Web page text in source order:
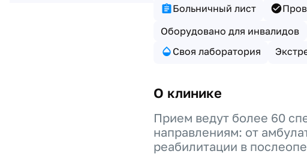
Больничный лист
Оборудовано для инвалидов
Своя лаборатория
О клинике
Прием ведут более 60
направлениям: от
реабилитации в